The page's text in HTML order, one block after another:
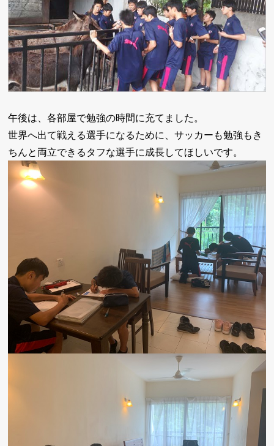
午後は、各部屋で勉強の時間に充てました。
世界へ出て戦える選手になるために、サッカーも勉強もき
ちんと両立できるタフな選手に成長してほしいです。